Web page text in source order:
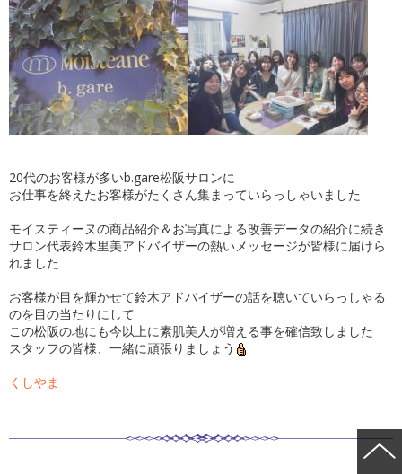
20代のお客様が多いb.gare松阪サロンに
お仕事を終えたお客様がたくさん集まっていらっしゃいました
モイスティーヌの商品紹介＆お写真による改善データの紹介に続き
サロン代表鈴木里美アドバイザーの熱いメッセージが皆様に届けら
れました
お客様が目を輝かせて鈴木アドバイザーの話を聴いていらっしゃる
のを目の当たりにして
この松阪の地にも今以上に素肌美人が増える事を確信致しました
スタッフの皆様、一緒に頑張りましょう
くしやま